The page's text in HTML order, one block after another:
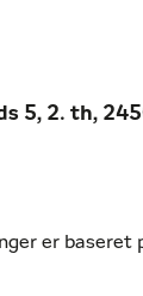
5, 2. th,
er baseret